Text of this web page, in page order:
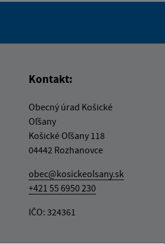
Kontakt:
Obecný úrad Košické
Oľšany
Košické Oľšany 118
04442 Rozhanovce
obec@kosickeolsany.sk
+421 55 6950 230
IČO: 324361